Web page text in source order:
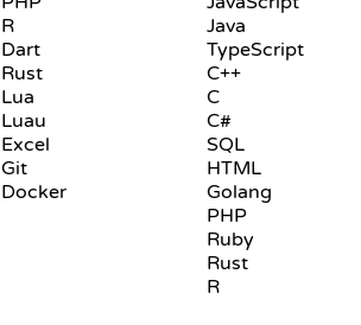
R
Dart
Rust
Lua
Luau
Excel
Git
Docker
Java
TypeScript
C++
C
C#
SQL
HTML
Golang
PHP
Ruby
Rust
R